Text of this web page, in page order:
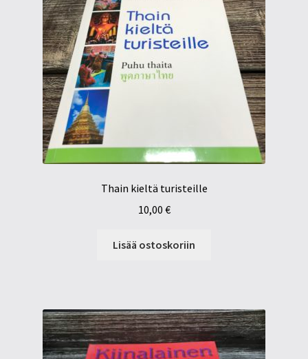
Thain kieltä turisteille
10,00 €
Lisää ostoskoriin